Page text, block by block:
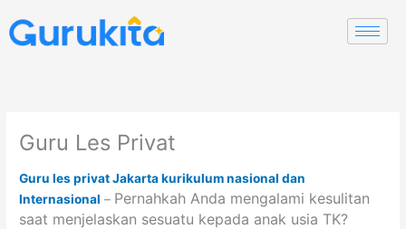
to
content
Guru Les Privat
Guru les privat Jakartakurikulum nasional dan
Internasional – Pernahkah Anda mengalami kesulitan
saat menjelaskan sesuatu kepada anak usia TK?